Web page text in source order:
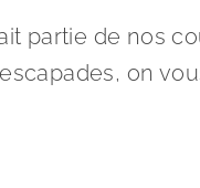
partie de nos
on